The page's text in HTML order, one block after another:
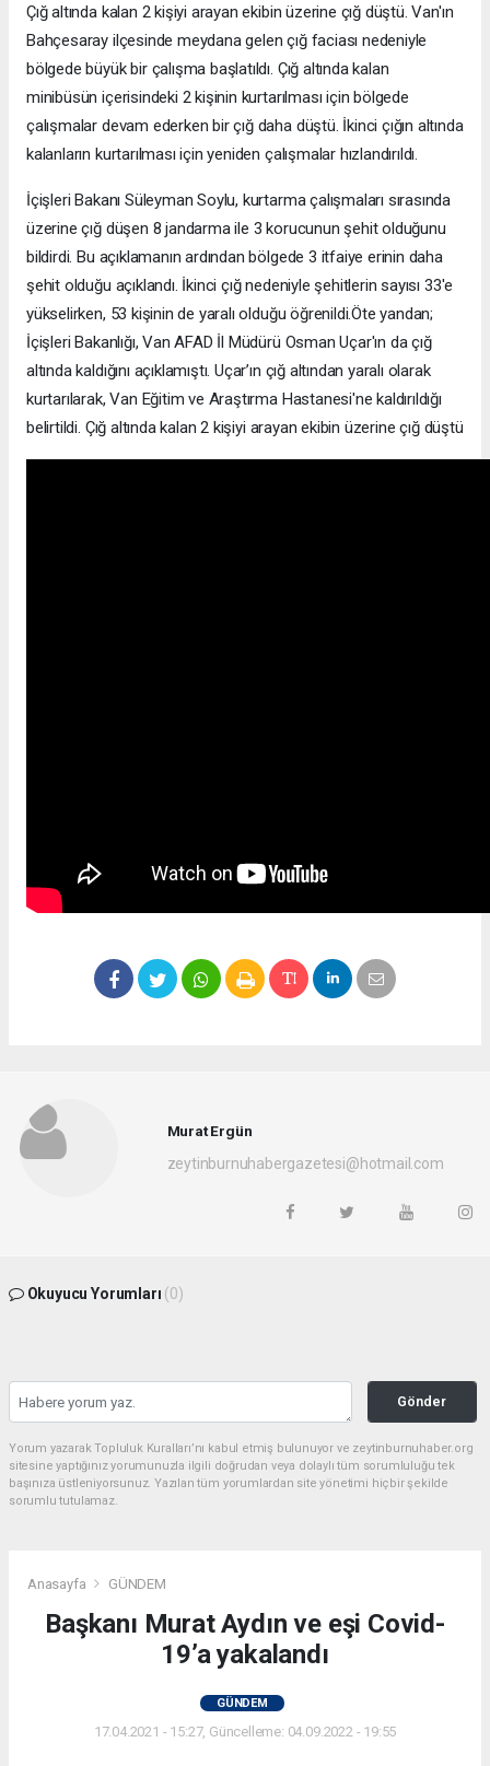
Çığ altında kalan 2 kişiyi arayan ekibin üzerine çığ düştü. Van'ın
Bahçesaray ilçesinde meydana gelen çığ faciası nedeniyle
bölgede büyük bir çalışma başlatıldı. Çığ altında kalan
minibüsün içerisindeki 2 kişinin kurtarılması için bölgede
çalışmalar devam ederken bir çığ daha düştü. İkinci çığın altında
kalanların kurtarılması için yeniden çalışmalar hızlandırıldı.
İçişleri Bakanı Süleyman Soylu, kurtarma çalışmaları sırasında
üzerine çığ düşen 8 jandarma ile 3 korucunun şehit olduğunu
bildirdi. Bu açıklamanın ardından bölgede 3 itfaiye erinin daha
şehit olduğu açıklandı. İkinci çığ nedeniyle şehitlerin sayısı 33'e
yükselirken, 53 kişinin de yaralı olduğu öğrenildi.Öte yandan;
İçişleri Bakanlığı, Van AFAD İl Müdürü Osman Uçar'ın da çığ
altında kaldığını açıklamıştı. Uçar’ın çığ altından yaralı olarak
kurtarılarak, Van Eğitim ve Araştırma Hastanesi'ne kaldırıldığı
belirtildi. Çığ altında kalan 2 kişiyi arayan ekibin üzerine çığ düştü
Murat Ergün
zeytinburnuhabergazetesi@hotmail.com
Okuyucu Yorumları (0)
Gönder
Yorum yazarak Topluluk Kuralları’nı kabul etmiş bulunuyor ve zeytinburnuhaber.org
sitesine yaptığınız yorumunuzla ilgili doğrudan veya dolaylı tüm sorumluluğu tek
başınıza üstleniyorsunuz. Yazılan tüm yorumlardan site yönetimi hiçbir şekilde
sorumlu tutulamaz.
Anasayfa GÜNDEM
Başkanı Murat Aydın ve eşi Covid-
19’a yakalandı
GÜNDEM
17.04.2021 - 15:27, Güncelleme: 04.09.2022 - 19:55